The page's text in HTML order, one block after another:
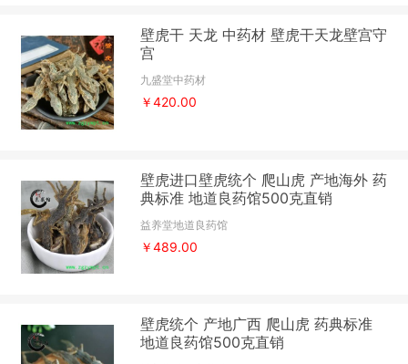
壁虎干 天龙 中药材 壁虎干天龙壁宫守
宫
九盛堂中药材
￥420.00
壁虎进口壁虎统个 爬山虎 产地海外 药
典标准 地道良药馆500克直销
益养堂地道良药馆
￥489.00
壁虎统个 产地广西 爬山虎 药典标准
地道良药馆500克直销